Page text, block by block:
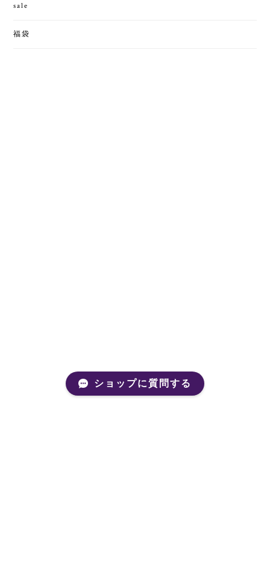
sale
福袋
ショップに質問する